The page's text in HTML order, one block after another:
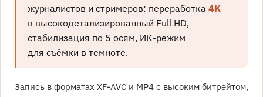
журналистов и стримеров: переработка4K
в высокодетализированный Full HD,
стабилизация по 5 осям, ИК-режим
для съёмки в темноте.
Запись в форматах XF-AVC и MP4 с высоким битрейтом,